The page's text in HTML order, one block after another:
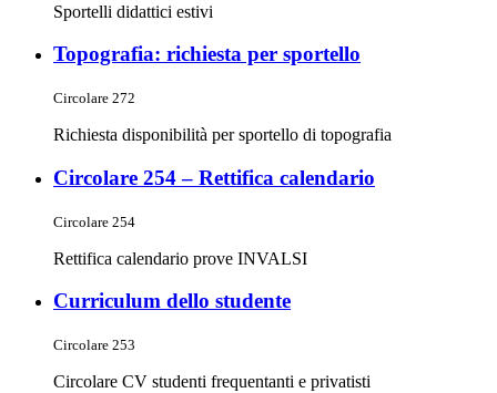
Sportelli didattici estivi
Topografia: richiesta per sportello
Circolare 272
Richiesta disponibilità per sportello di topografia
Circolare 254 – Rettifica calendario
Circolare 254
Rettifica calendario prove INVALSI
Curriculum dello studente
Circolare 253
Circolare CV studenti frequentanti e privatisti